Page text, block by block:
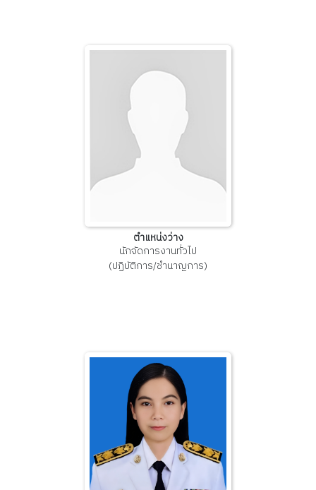
ตำแหน่งว่าง
นักจัดการงานทั่วไป
(ปฏิบัติการ/ชำนาญการ)